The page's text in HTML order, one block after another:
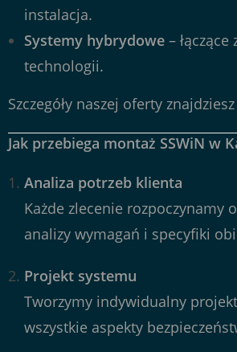
instalacja.
Systemy hybrydowe –
technologii.
Szczegóły naszej oferty
Jak przebiega montaż SSWiN w
Analiza potrzeb klienta
Każde zlecenie rozpoczynamy
analizy wymagań i specyfiki
Projekt systemu
Tworzymy indywidualny
wszystkie aspekty